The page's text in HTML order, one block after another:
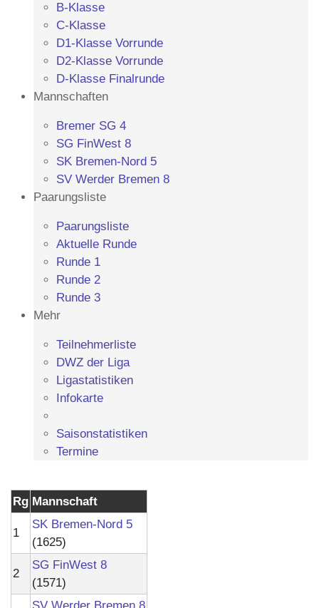
B-Klasse
C-Klasse
D1-Klasse Vorrunde
D2-Klasse Vorrunde
D-Klasse Finalrunde
Mannschaften
Bremer SG 4
SG FinWest 8
SK Bremen-Nord 5
SV Werder Bremen 8
Paarungsliste
Paarungsliste
Aktuelle Runde
Runde 1
Runde 2
Runde 3
Mehr
Teilnehmerliste
DWZ der Liga
Ligastatistiken
Infokarte
Saisonstatistiken
Termine
Rg Mannschaft
1
SK Bremen-Nord 5
(1625)
2
SG FinWest 8
(1571)